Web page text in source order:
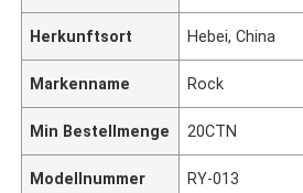
Herkunftsort Hebei, China
Markenname Rock
Min Bestellmenge 20CTN
Modellnummer RY-013